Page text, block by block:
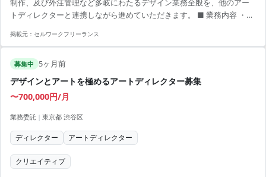
制作、及び外注管理など多岐にわたるデザイン業務全般を、他のアー
トディレクターと連携しながら進めていただきます。 ■ 業務内容 ・メ
美術の制作、アートディレクション ・外注管理およびアセットの管理
ーム業界でのスキルを活かせるチャンス ・様々なデザイン業務に携わ
り、幅広い経験を積むことが可能 ・最新のデザインツールを活用した
制作スキルが磨ける ・プロジェクト...
掲載元： セルワークフリーランス
募集中 5ヶ月前
デザインとアートを極めるアートディレクター募集
〜700,000円/月
業務委託 | 東京都 渋谷区
ディレクター アートディレクター
クリエイティブ